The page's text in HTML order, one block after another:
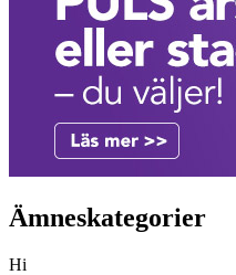
Ämneskategorier
Hi